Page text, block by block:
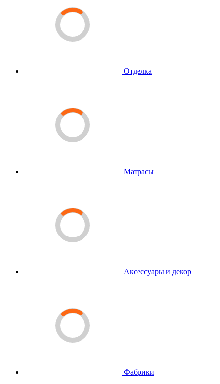
Отделка
Матрасы
Аксессуары и декор
Фабрики